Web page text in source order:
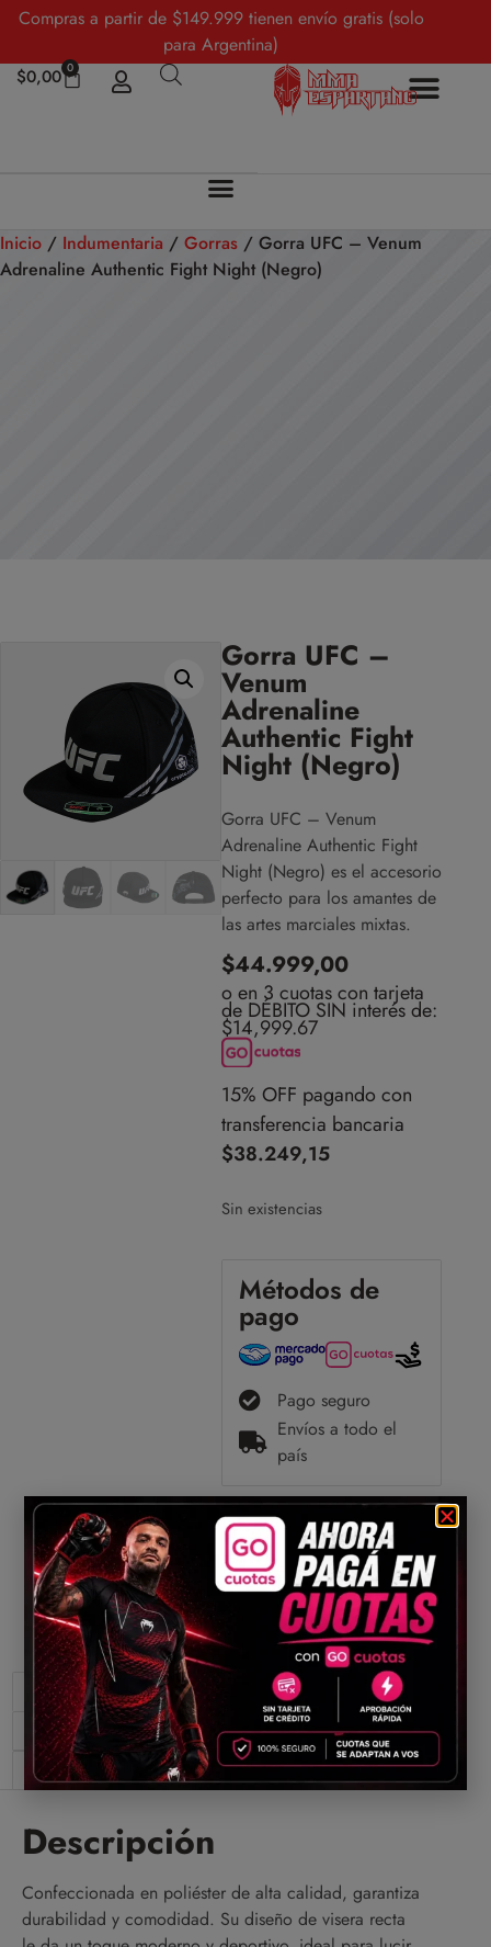
Compras a partir de $149.999 tienen envío gratis (solo
para Argentina)
$0,00 0
Inicio / Indumentaria / Gorras / Gorra UFC – Venum
Adrenaline Authentic Fight Night (Negro)
Gorra UFC –
Venum
Adrenaline
Authentic Fight
Night (Negro)
Gorra UFC – Venum
Adrenaline Authentic Fight
Night (Negro) es el accesorio
perfecto para los amantes de
las artes marciales mixtas.
$44.999,00
o en 3 cuotas con tarjeta
de DÉBITO SIN interés de:
$14,999.67
15% OFF pagando con
transferencia bancaria
$38.249,15
Sin existencias
Métodos de
pago
Pago seguro
Envíos a todo el
país
Compartir
Descripción
Información adicional
Valoraciones (0)
Descripción
Confeccionada en poliéster de alta calidad, garantiza
durabilidad y comodidad. Su diseño de visera recta